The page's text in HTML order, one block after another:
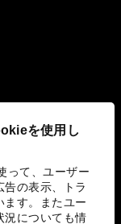
を使用し
って、ユーザー
告の表示、トラ
ます。またユー
況についても情